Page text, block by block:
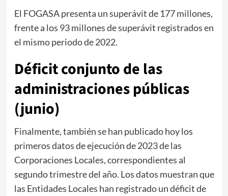
El FOGASA presenta un superávit de 177 millones,
frente a los 93 millones de superávit registrados en
el mismo periodo de 2022.
Déficit conjunto de las
administraciones públicas
(junio)
Finalmente, también se han publicado hoy los
primeros datos de ejecución de 2023 de las
Corporaciones Locales, correspondientes al
segundo trimestre del año. Los datos muestran que
las Entidades Locales han registrado un déficit de